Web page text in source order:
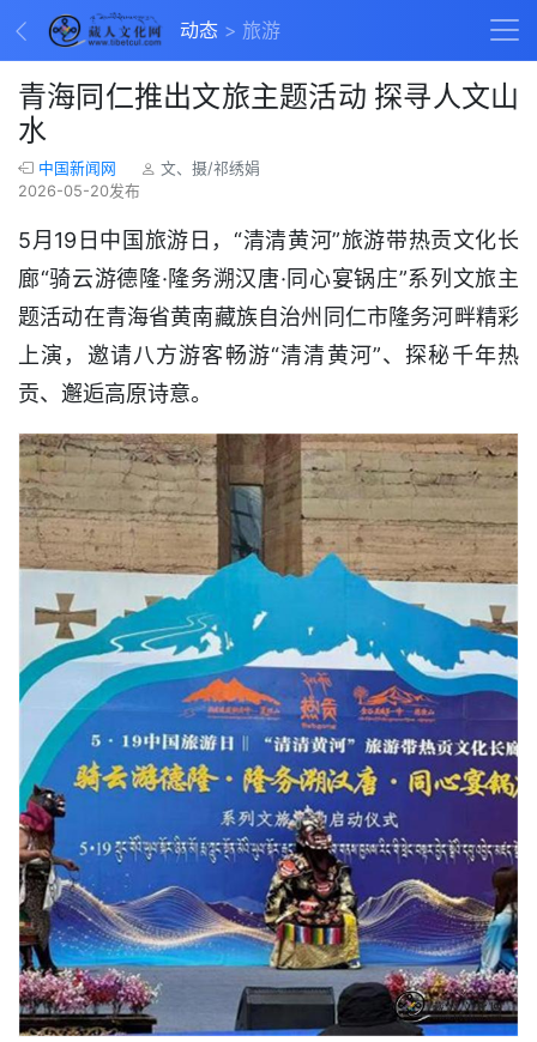
动态 旅游
青海同仁推出文旅主题活动 探寻人文山
水
中国新闻网
文、摄/祁绣娟
2026-05-20发布
5月19日中国旅游日，“清清黄河”旅游带热贡文化长
廊“骑云游德隆·隆务溯汉唐·同心宴锅庄”系列文旅主
题活动在青海省黄南藏族自治州同仁市隆务河畔精彩
上演，邀请八方游客畅游“清清黄河”、探秘千年热
贡、邂逅高原诗意。